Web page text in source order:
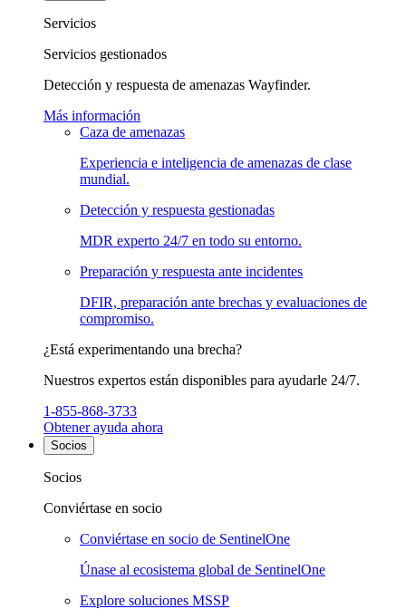
Servicios
Servicios gestionados
Detección y respuesta de amenazas Wayfinder.
Más información
Caza de amenazas
Experiencia e inteligencia de amenazas de clase
mundial.
Detección y respuesta gestionadas
MDR experto 24/7 en todo su entorno.
Preparación y respuesta ante incidentes
DFIR, preparación ante brechas y evaluaciones de
compromiso.
¿Está experimentando una brecha?
Nuestros expertos están disponibles para ayudarle 24/7.
1-855-868-3733
Obtener ayuda ahora
Socios
Socios
Conviértase en socio
Conviértase en socio de SentinelOne
Únase al ecosistema global de SentinelOne
Explore soluciones MSSP